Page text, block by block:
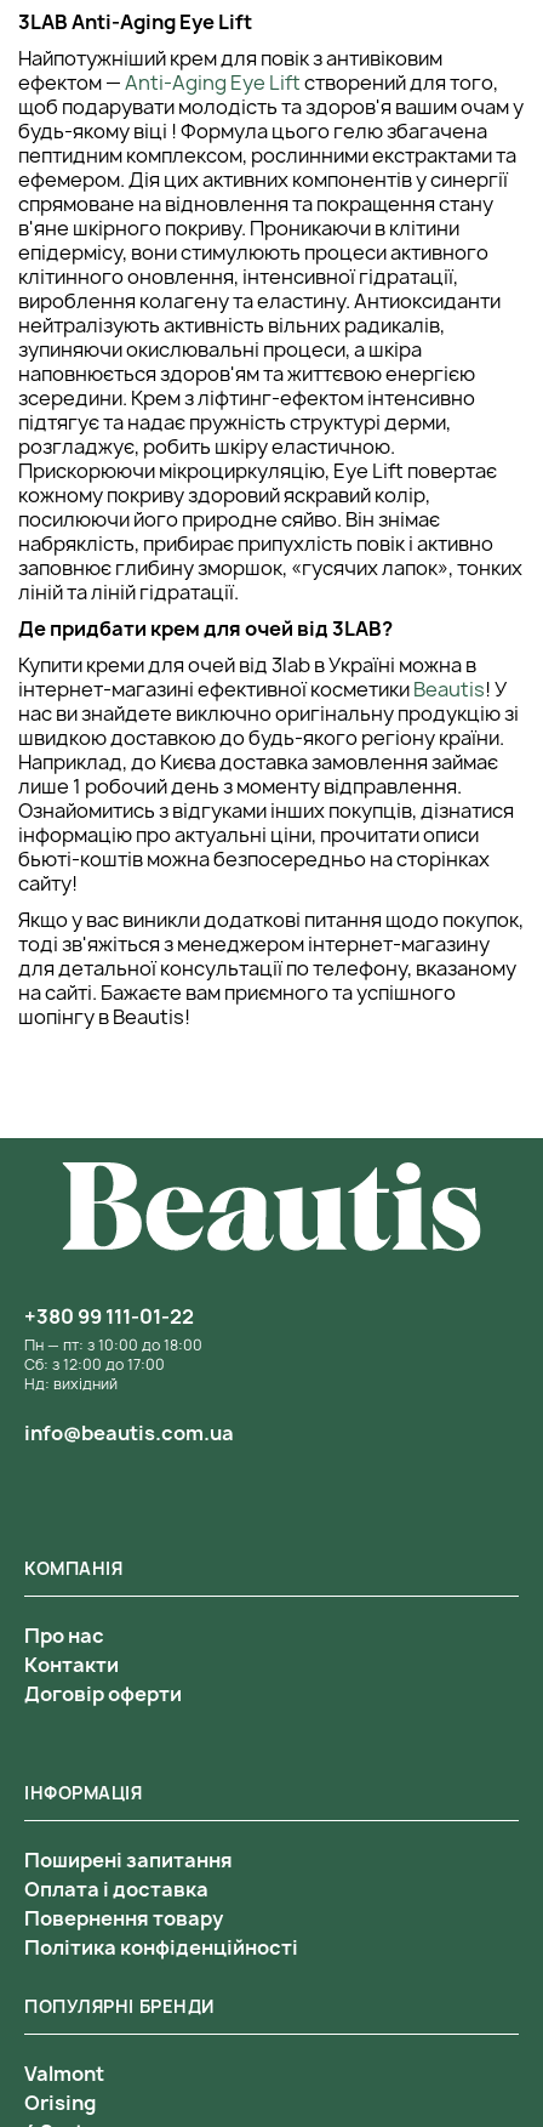
3LAB Anti-Aging Eye Lift
Найпотужніший крем для повік з антивіковим
ефектом —Anti-Aging Eye Liftстворений для того,
щоб подарувати молодість та здоров'я вашим очам у
будь-якому віці ! Формула цього гелю збагачена
пептидним комплексом, рослинними екстрактами та
ефемером. Дія цих активних компонентів у синергії
спрямоване на відновлення та покращення стану
в'яне шкірного покриву. Проникаючи в клітини
епідермісу, вони стимулюють процеси активного
клітинного оновлення, інтенсивної гідратації,
вироблення колагену та еластину. Антиоксиданти
нейтралізують активність вільних радикалів,
зупиняючи окислювальні процеси, а шкіра
наповнюється здоров'ям та життєвою енергією
зсередини. Крем з ліфтинг-ефектом інтенсивно
підтягує та надає пружність структурі дерми,
розгладжує, робить шкіру еластичною.
Прискорюючи мікроциркуляцію, Eye Lift повертає
кожному покриву здоровий яскравий колір,
посилюючи його природне сяйво. Він знімає
набряклість, прибирає припухлість повік і активно
заповнює глибину зморшок, «гусячих лапок», тонких
ліній та ліній гідратації.
Де придбати крем для очей від 3LAB?
Купити креми для очей від 3lab в Україні можна в
інтернет-магазині ефективної косметикиBeautis! У
нас ви знайдете виключно оригінальну продукцію зі
швидкою доставкою до будь-якого регіону країни.
Наприклад, до Києва доставка замовлення займає
лише 1 робочий день з моменту відправлення.
Ознайомитись з відгуками інших покупців, дізнатися
інформацію про актуальні ціни, прочитати описи
бьюті-коштів можна безпосередньо на сторінках
сайту!
Якщо у вас виникли додаткові питання щодо покупок,
тоді зв'яжіться з менеджером інтернет-магазину
для детальної консультації по телефону, вказаному
на сайті. Бажаєте вам приємного та успішного
шопінгу в Beautis!
ІНФОРМАЦІЯ
Поширені запитання
Оплата і доставка
Повернення товару
Політика конфіденційності
КОМПАНІЯ
Про нас
Контакти
Договір оферти
ПОПУЛЯРНІ БРЕНДИ
Valmont
Orising
+380 99 111-01-22
Пн — пт: з 10:00 до 18:00
Сб: з 12:00 до 17:00
Нд: вихідний
info@beautis.com.ua